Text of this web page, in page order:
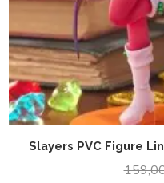
Slayers PVC Figure